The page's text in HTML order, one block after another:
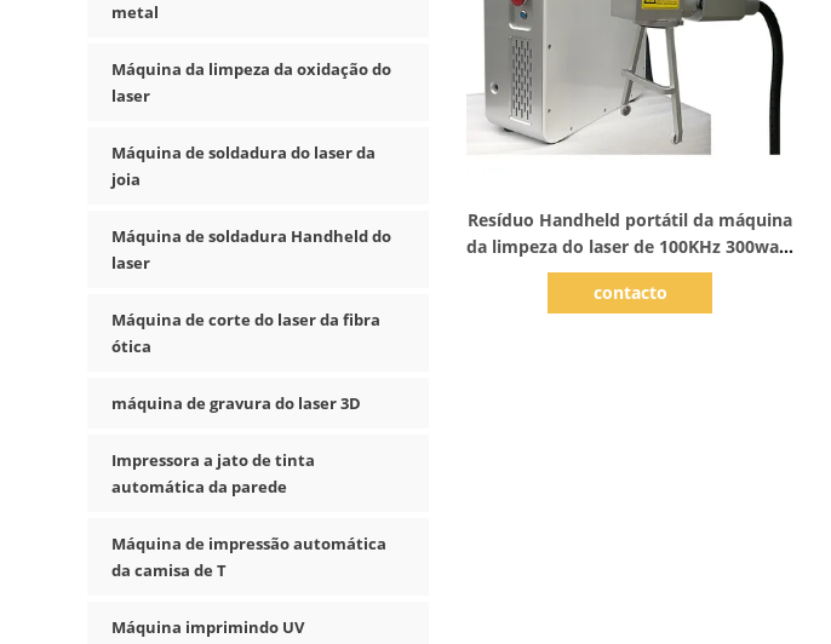
metal
Máquina da limpeza da oxidação do
laser
Máquina de soldadura do laser da
joia
Máquina de soldadura Handheld do
laser
Máquina de corte do laser da fibra
ótica
máquina de gravura do laser 3D
Impressora a jato de tinta
automática da parede
Máquina de impressão automática
da camisa de T
Máquina imprimindo UV
Resíduo Handheld portátil da máquina
da limpeza do laser de 100KHz 300watt
livre
contacto